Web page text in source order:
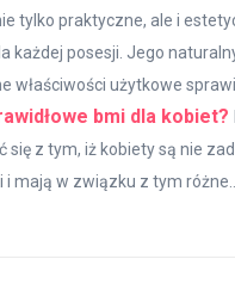
tylko praktyczne, ale i
każdej posesji. Jego
właściwości użytkowe
bmi dla kobiet?
się z tym, iż kobiety są nie
mają w związku z tym różne...